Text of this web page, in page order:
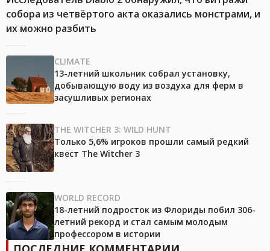
собора из четвёртого акта оказались монстрами, и
их можно разбить
CLIMATE
13-летний школьник собрал установку,
добывающую воду из воздуха для ферм в
засушливых регионах
THE WITCHER 3: WILD HUNT
Только 5,6% игроков прошли самый редкий
квест The Witcher 3
WORLD RECORD
18-летний подросток из Флориды побил 306-
летний рекорд и стал самым молодым
профессором в истории